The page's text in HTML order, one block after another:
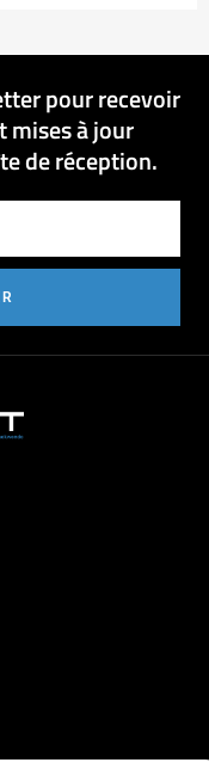
pour recevoir
mises à jour
de réception.